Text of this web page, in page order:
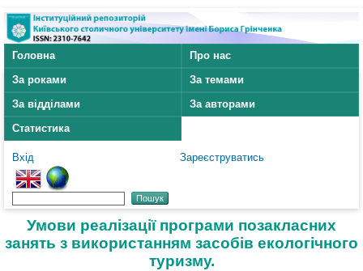
Головна
Про нас
За роками
За темами
За відділами
За авторами
Статистика
Вхід Зареєструватись
Умови реалізації програми позакласних
занять з використанням засобів екологічного
туризму.